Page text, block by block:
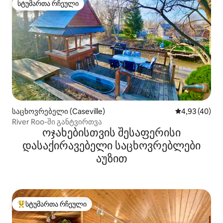
სტუმართა რჩეული
სტუმართა რჩეული
საცხოვრებელი (Caseville) საშუალო
4,93 (40)
River Roo-ში განტვირთვა
ოჯახებისთვის შესაფერისი
დასაქირავებელი საცხოვრებლები
აუზით
სტუმართა რჩეული მოწინავე ვარიანტი
სტუმართა რჩეული